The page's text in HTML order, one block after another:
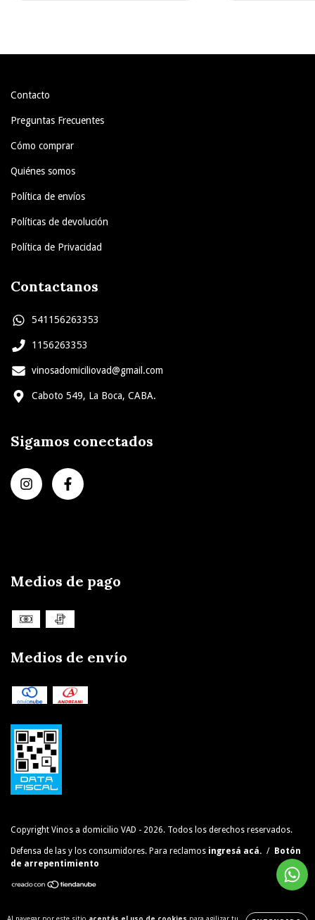
Contacto
Preguntas Frecuentes
Cómo comprar
Quiénes somos
Política de envíos
Políticas de devolución
Política de Privacidad
Contactanos
541156263353
1156263353
vinosadomiciliovad@gmail.com
Caboto 549, La Boca, CABA.
Sigamos conectados
Medios de pago
Medios de envío
Copyright Vinos a domicilio VAD - 2026. Todos los derechos reservados.
Defensa de las y los consumidores. Para reclamos ingresá acá. / Botón
de arrepentimiento